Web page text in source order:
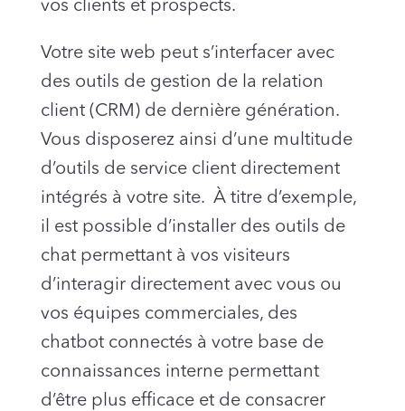
vos clients et prospects.
Votre site web peut s’interfacer avec
des outils de gestion de la relation
client (CRM) de dernière génération.
Vous disposerez ainsi d’une multitude
d’outils de service client directement
intégrés à votre site. À titre d’exemple,
il est possible d’installer des outils de
chat permettant à vos visiteurs
d’interagir directement avec vous ou
vos équipes commerciales, des
chatbot connectés à votre base de
connaissances interne permettant
d’être plus efficace et de consacrer